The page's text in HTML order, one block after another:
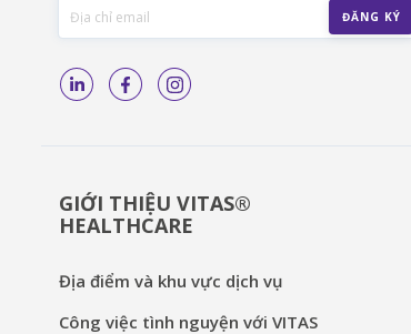
GIỚI THIỆU VITAS®
HEALTHCARE
Địa điểm và khu vực dịch vụ
Công việc tình nguyện với VITAS